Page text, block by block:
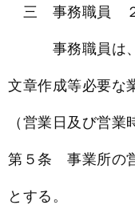
三 事務職員 ２
事務職員は、国
文章作成等必要な
（営業日及び営業
第５条 事業所の
とする。